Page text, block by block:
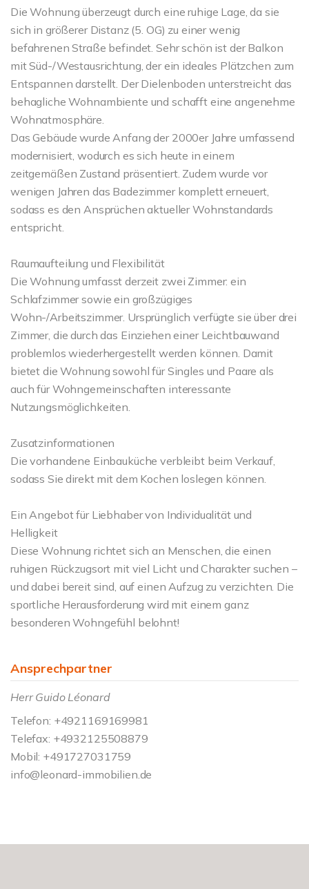
Die Wohnung überzeugt durch eine ruhige Lage, da sie
sich in größerer Distanz (5. OG) zu einer wenig
befahrenen Straße befindet. Sehr schön ist der Balkon
mit Süd-/Westausrichtung, der ein ideales Plätzchen zum
Entspannen darstellt. Der Dielenboden unterstreicht das
behagliche Wohnambiente und schafft eine angenehme
Wohnatmosphäre.
Das Gebäude wurde Anfang der 2000er Jahre umfassend
modernisiert, wodurch es sich heute in einem
zeitgemäßen Zustand präsentiert. Zudem wurde vor
wenigen Jahren das Badezimmer komplett erneuert,
sodass es den Ansprüchen aktueller Wohnstandards
entspricht.
Raumaufteilung und Flexibilität
Die Wohnung umfasst derzeit zwei Zimmer: ein
Schlafzimmer sowie ein großzügiges
Wohn-/Arbeitszimmer. Ursprünglich verfügte sie über drei
Zimmer, die durch das Einziehen einer Leichtbauwand
problemlos wiederhergestellt werden können. Damit
bietet die Wohnung sowohl für Singles und Paare als
auch für Wohngemeinschaften interessante
Nutzungsmöglichkeiten.
Zusatzinformationen
Die vorhandene Einbauküche verbleibt beim Verkauf,
sodass Sie direkt mit dem Kochen loslegen können.
Ein Angebot für Liebhaber von Individualität und
Helligkeit
Diese Wohnung richtet sich an Menschen, die einen
ruhigen Rückzugsort mit viel Licht und Charakter suchen –
und dabei bereit sind, auf einen Aufzug zu verzichten. Die
sportliche Herausforderung wird mit einem ganz
besonderen Wohngefühl belohnt!
Ansprechpartner
Herr Guido Léonard
Telefon: +4921169169981
Telefax: +4932125508879
Mobil: +491727031759
info@leonard-immobilien.de